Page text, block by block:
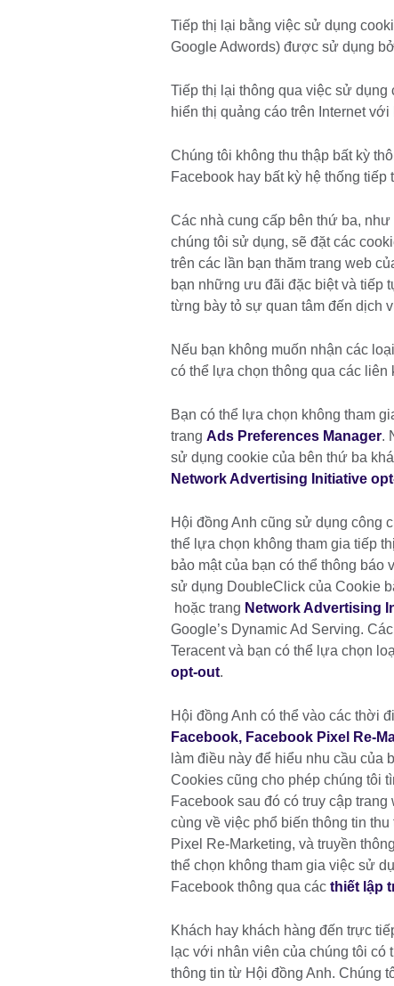
Tiếp thị lại bằng việc sử dụng
Google Adwords) được sử dụng
Tiếp thị lại thông qua việc sử
hiển thị quảng cáo trên Internet
Chúng tôi không thu thập bất kỳ
Facebook hay bất kỳ hệ thống
Các nhà cung cấp bên thứ ba,
chúng tôi sử dụng, sẽ đặt các
trên các lần bạn thăm trang web
bạn những ưu đãi đặc biệt và tiếp
từng bày tỏ sự quan tâm đến dịch
Nếu bạn không muốn nhận các
có thể lựa chọn thông qua các liên
Bạn có thể lựa chọn không tham
trang Ads Preferences Manager.
sử dụng cookie của bên thứ ba
Network Advertising Initiative
Hội đồng Anh cũng sử dụng công
thể lựa chọn không tham gia tiếp
bảo mật của bạn có thể thông
sử dụng DoubleClick của Cookie
hoặc trang Network Advertising
Google’s Dynamic Ad Serving.
Teracent và bạn có thể lựa chọn
opt-out.
Hội đồng Anh có thể vào các thời
Facebook, Facebook Pixel Re-
làm điều này để hiểu nhu cầu của
Cookies cũng cho phép chúng tôi
Facebook sau đó có truy cập
cùng về việc phổ biến thông tin
Pixel Re-Marketing, và truyền
thể chọn không tham gia việc sử
Facebook thông qua các thiết lập
Khách hay khách hàng đến trực
lạc với nhân viên của chúng tôi
thông tin từ Hội đồng Anh. Chúng